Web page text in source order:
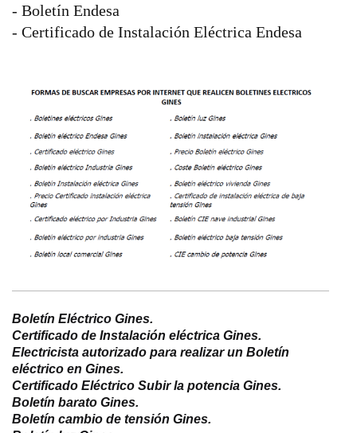
- Boletín Endesa
- Certificado de Instalación Eléctrica Endesa
Boletín Eléctrico Gines.
Certificado de Instalación eléctrica Gines.
Electricista autorizado para realizar un Boletín
eléctrico en Gines.
Certificado Eléctrico Subir la potencia Gines.
Boletín barato Gines.
Boletín cambio de tensión Gines.